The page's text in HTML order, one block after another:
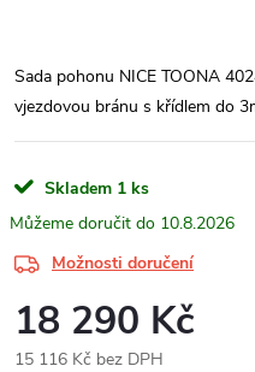
Sada pohonu NICE TOONA
vjezdovou bránu s křídlem do
Skladem 1 ks
10.8.2026
Možnosti doručení
18 290 Kč
15 116 Kč bez DPH